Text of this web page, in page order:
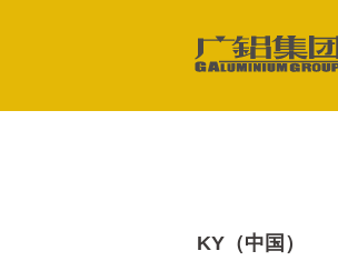
KY（中国）